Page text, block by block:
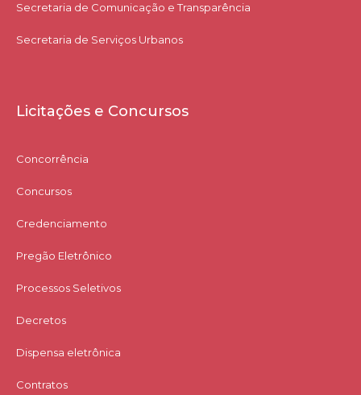
Secretaria de Comunicação e Transparência
Secretaria de Serviços Urbanos
Licitações e Concursos
Concorrência
Concursos
Credenciamento
Pregão Eletrônico
Processos Seletivos
Decretos
Dispensa eletrônica
Contratos